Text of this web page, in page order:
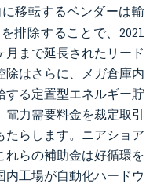
移転するベンダーは輸
排除することで、2021
月まで延長されたリード
除はさらに、メガ倉庫内
する定置型エネルギー貯
力需要料金を裁定取引
たらします。ニアショア
れらの補助金は好循環を
工場が自動化ハードウ